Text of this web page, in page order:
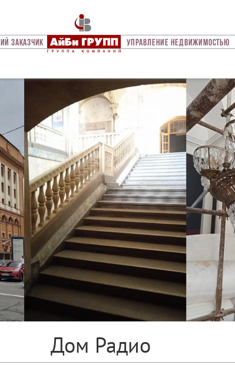
Заказчик Управление Недвижимостью
Дом Радио